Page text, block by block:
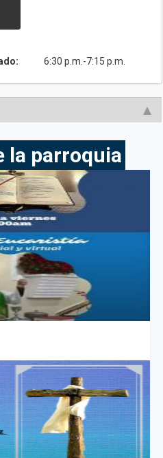
6:30 p.m.-7:15 p.m.
la parroquia